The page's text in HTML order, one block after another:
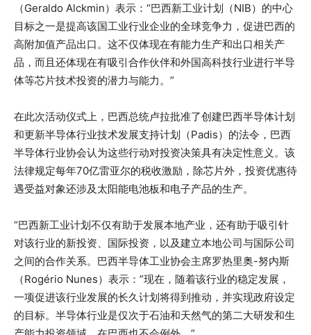
（Geraldo Alckmin）表示：“巴西新工业计划（NIB）的中心
目标之一是提高该国工业行业企业的全球竞争力，促进巴西的
高附加值产品出口。这不仅体现在有能力生产和出口相关产
品，而且还体现在有吸引合作伙伴和外国高科技行业进行半导
体等芯片技术投资的潜力与能力。”
在此次活动仪式上，巴西总统卢拉批准了创建巴西半导体计划
和更新半导体行业技术发展支持计划（Padis）的法令，巴西
半导体行业协会认为这些行动对投资决策具有决定性意义。该
法律规定每年70亿雷亚尔的税收激励，除芯片外，投资优惠待
遇受益对象还涉及太阳能电池板和电子产品的生产。
“巴西新工业计划不仅有助于发展本地产业，还有助于吸引针
对该行业的新投资、国际投资，以及建立本地公司与国际公司
之间的合作关系。巴西半导体工业协会主席罗热里奥-努内斯
（Rogério Nunes）表示：”现在，随着该行业的稳定发展，
一项促进该行业发展的长久计划将得到推动，并实现政府设定
的目标。半导体行业是仅次于石油和天然气的第二大研发和生